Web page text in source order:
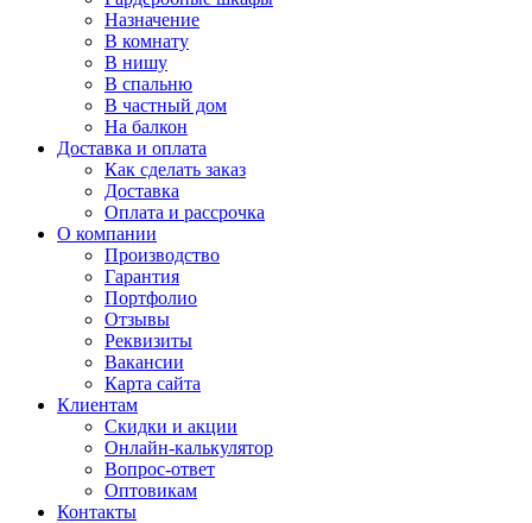
Назначение
В комнату
В нишу
В спальню
В частный дом
На балкон
Доставка и оплата
Как сделать заказ
Доставка
Оплата и рассрочка
О компании
Производство
Гарантия
Портфолио
Отзывы
Реквизиты
Вакансии
Карта сайта
Клиентам
Скидки и акции
Онлайн-калькулятор
Вопрос-ответ
Оптовикам
Контакты